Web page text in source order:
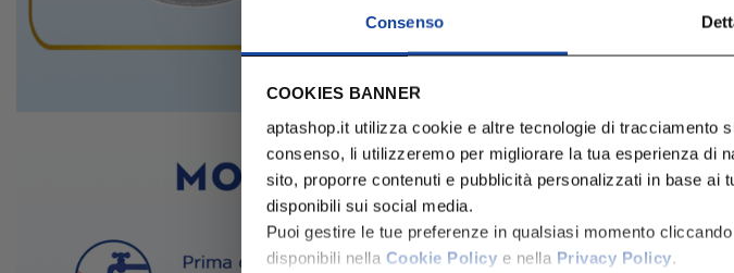
Consenso
COOKIES BANNER
aptashop.it utilizza cookie e altre tecnologie di tracciamento
consenso, li utilizzeremo per migliorare la tua esperienza di
sito, proporre contenuti e pubblicità personalizzati in base
disponibili sui social media.
Puoi gestire le tue preferenze in qualsiasi momento
disponibili nella Cookie Policy e nella Privacy Policy.